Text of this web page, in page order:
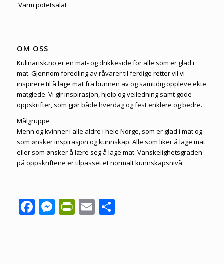
Varm potetsalat
OM OSS
Kulinarisk.no er en mat- og drikkeside for alle som er glad i
mat. Gjennom foredling av råvarer til ferdige retter vil vi
inspirere til å lage mat fra bunnen av og samtidig oppleve ekte
matglede. Vi gir inspirasjon, hjelp og veiledning samt gode
oppskrifter, som gjør både hverdag og fest enklere og bedre.
Målgruppe
Menn og kvinner i alle aldre i hele Norge, som er glad i mat og
som ønsker inspirasjon og kunnskap. Alle som liker å lage mat
eller som ønsker å lære seg å lage mat. Vanskelighetsgraden
på oppskriftene er tilpasset et normalt kunnskapsnivå.
Facebook
Messenger
PrintFriendly
EmailShare